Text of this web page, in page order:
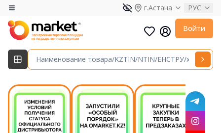
г.Астана РУС
Войти